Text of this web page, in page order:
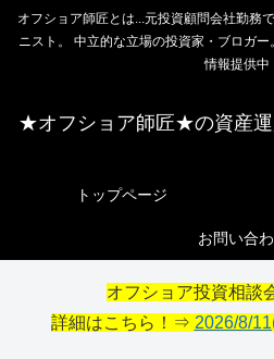
オフショア師匠とは...元投資顧問会社勤務
ニスト。 中立的な立場の投資家・ブロガ
情報提供中
★オフショア師匠★の資産運
トップページ
お問い合
オフショア投資相談
詳細はこちら！⇒ 2026/8/